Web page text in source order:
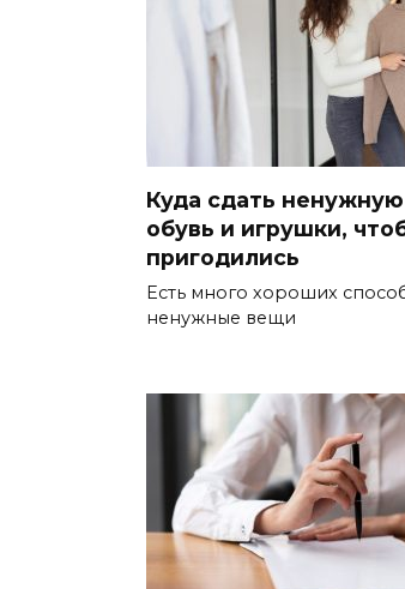
Куда сдать
обувь и игрушки,
пригодились
Есть много хороших
ненужные вещи